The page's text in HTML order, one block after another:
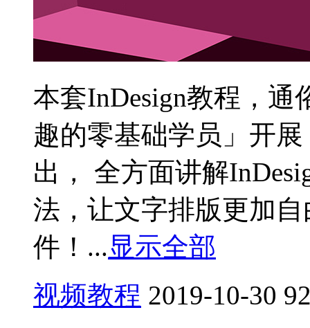
本套InDesign教程，
趣的零基础学员」开
出， 全方面讲解
法，让文字排版更加
件！...显示全部
视频教程 2019-10-30